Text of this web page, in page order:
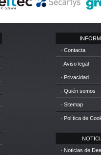
· Contacta
· Aviso legal
· Privacidad
· Quién somos
· Sitemap
· Política de
· Noticias de